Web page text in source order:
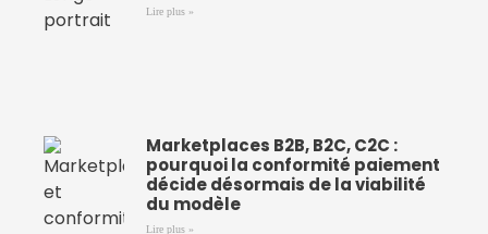
Lire plus »
Marketplaces B2B, B2C, C2C :
pourquoi la conformité paiement
décide désormais de la viabilité
du modèle
Lire plus »